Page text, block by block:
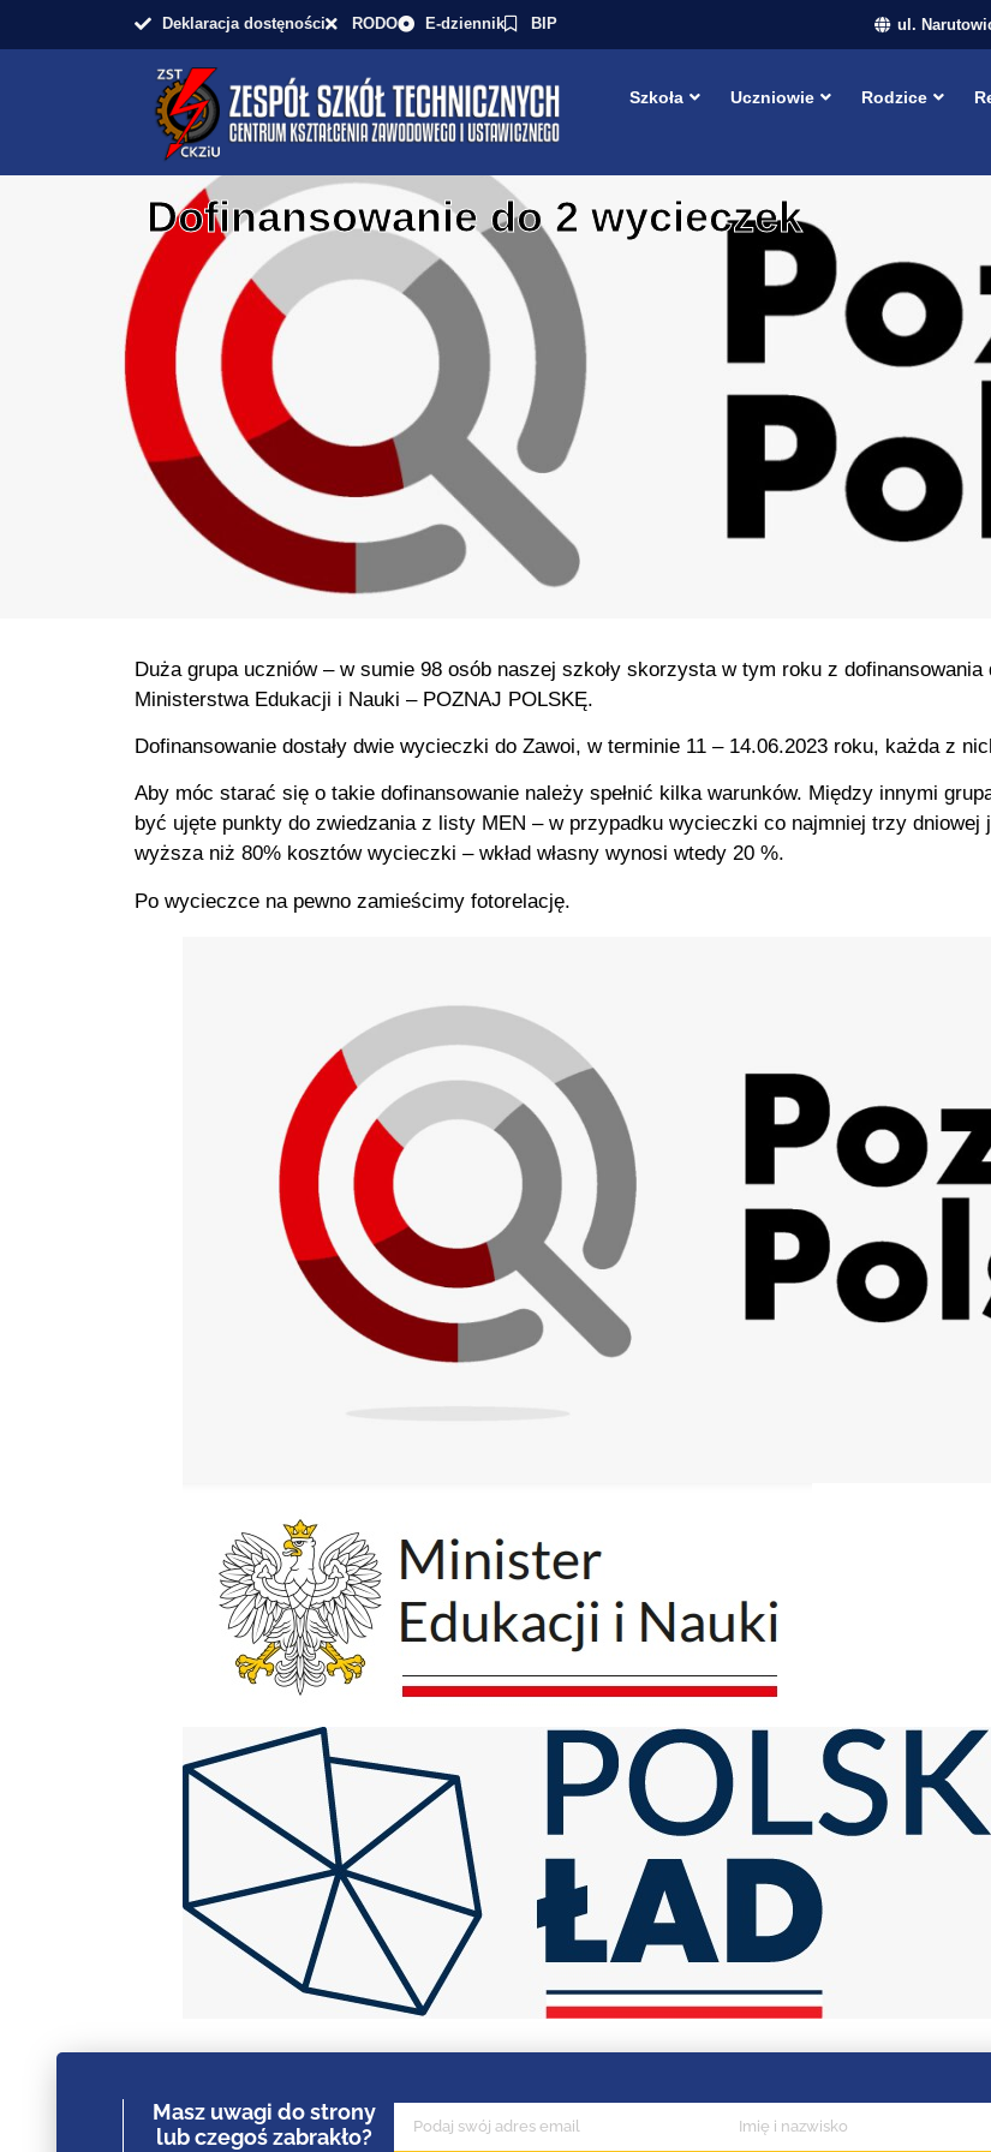
Deklaracja dostęności RODO E-dziennik BIP ul.
Szkoła Uczniowie Rodzice
Dofinansowanie do 2 wycieczek
Duża grupa uczniów – w sumie 98 osób naszej szkoły skorzysta w tym roku z
Ministerstwa Edukacji i Nauki – POZNAJ POLSKĘ.
Dofinansowanie dostały dwie wycieczki do Zawoi, w terminie 11 – 14.06.2023 roku, każda z
Aby móc starać się o takie dofinansowanie należy spełnić kilka warunków. Między innymi
być ujęte punkty do zwiedzania z listy MEN – w przypadku wycieczki co najmniej trzy
wyższa niż 80% kosztów wycieczki – wkład własny wynosi wtedy 20 %.
Po wycieczce na pewno zamieścimy fotorelację.
Masz uwagi do strony
lub czegoś zabrakło?